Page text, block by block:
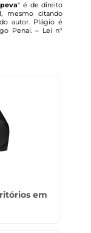
" é de direito
mesmo citando
autor. Plágio é
Penal. – Lei n°
em